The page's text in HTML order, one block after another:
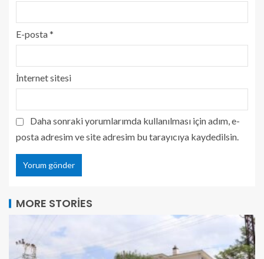
E-posta*
İnternet sitesi
Daha sonraki yorumlarımda kullanılması için adım, e-
posta adresim ve site adresim bu tarayıcıya kaydedilsin.
MORE STORIES